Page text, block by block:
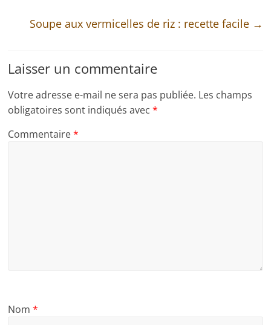
Soupe aux vermicelles de riz : recette facile →
Laisser un commentaire
Votre adresse e-mail ne sera pas publiée. Les champs
obligatoires sont indiqués avec*
Commentaire*
Nom*